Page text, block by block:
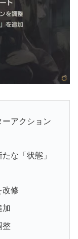
アクション
な「状態」
改修
加
整